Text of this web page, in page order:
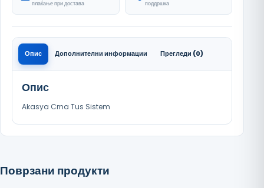
плаќање при достава
поддршка
Опис Дополнителни информации Прегледи (0)
Опис
Akasya Crna Tus Sistem
Поврзани продукти